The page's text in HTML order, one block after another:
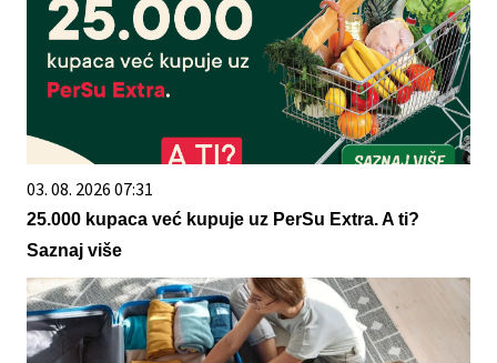
03. 08. 2026 07:31
25.000 kupaca već kupuje uz PerSu Extra. A ti?
Saznaj više